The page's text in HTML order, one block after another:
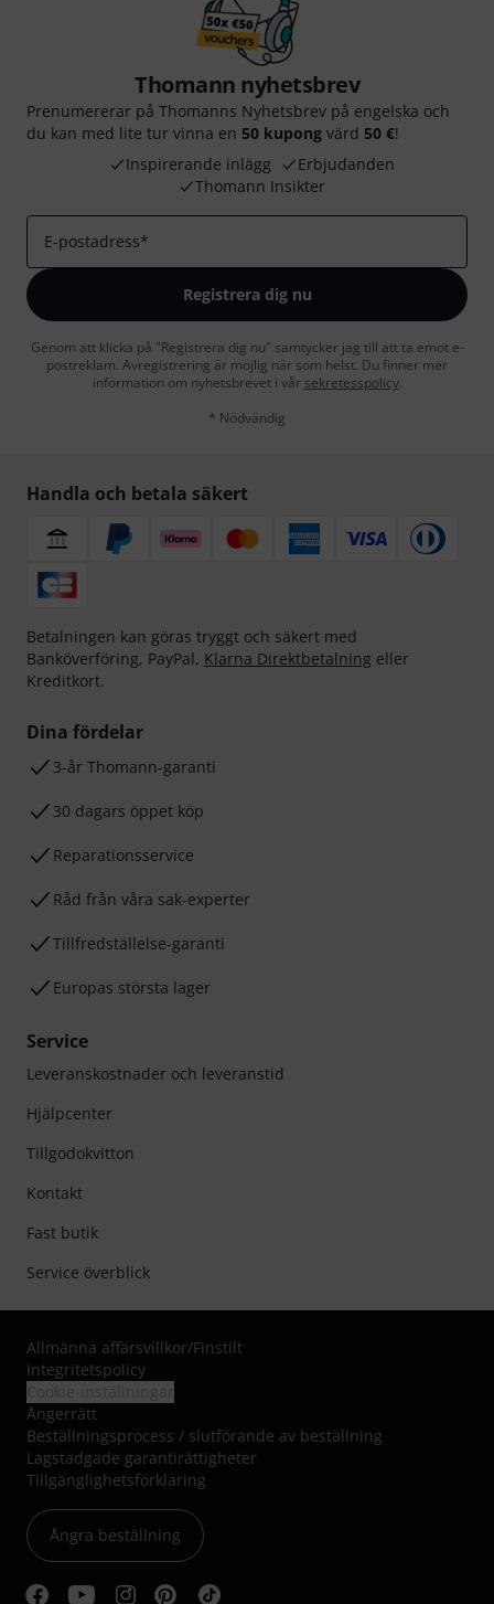
Thomann nyhetsbrev
Prenumererar på Thomanns Nyhetsbrev på engelska och
du kan med lite tur vinna en 50 kupong värd 50 €!
Inspirerande inlägg
Erbjudanden
Thomann Insikter
E-postadress*
Registrera dig nu
Genom att klicka på "Registrera dig nu" samtycker jag till att ta emot e-
postreklam. Avregistrering är möjlig när som helst. Du finner mer
information om nyhetsbrevet i vår sekretesspolicy.
* Nödvändig
Handla och betala säkert
Betalningen kan göras tryggt och säkert med
Banköverföring, PayPal, Klarna Direktbetalning eller
Kreditkort.
Dina fördelar
3-år Thomann-garanti
30 dagars öppet köp
Reparationsservice
Råd från våra sak-experter
Tillfredställelse-garanti
Europas största lager
Service
Leveranskostnader och leveranstid
Hjälpcenter
Tillgodokvitton
Kontakt
Fast butik
Service överblick
Allmänna affärsvillkor/Finstilt
Integritetspolicy
Ångerrätt
Beställningsprocess / slutförande av beställning
Lagstadgade garantirättigheter
Tillgänglighetsförklaring
Ångra beställning